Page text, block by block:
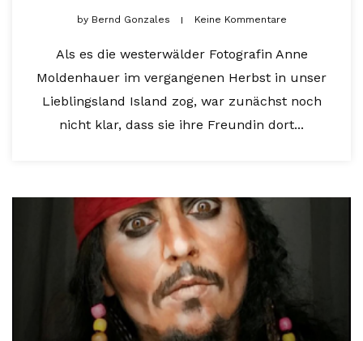
byBernd Gonzales Keine Kommentare
Als es die westerwälder Fotografin Anne
Moldenhauer im vergangenen Herbst in unser
Lieblingsland Island zog, war zunächst noch
nicht klar, dass sie ihre Freundin dort...